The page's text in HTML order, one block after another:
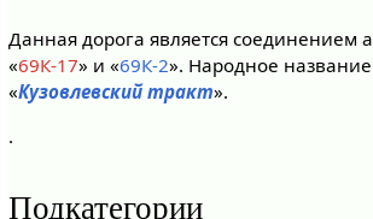
Данная дорога является соединением
«69К-17» и «69К-2». Народное
«Кузовлевский тракт».
.
Подкатегории